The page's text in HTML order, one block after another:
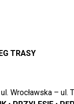
TRASY
Wrocławska – ul.